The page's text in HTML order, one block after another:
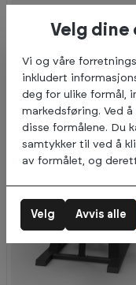
1På lager (Leveringstid:
virkedager)
Velg
Vi og våre
inkludert
deg for ulike formål,
markedsføring. Ved
disse formålene. Du
samtykker til ved å
av formålet, og
Avvis alle
Velg